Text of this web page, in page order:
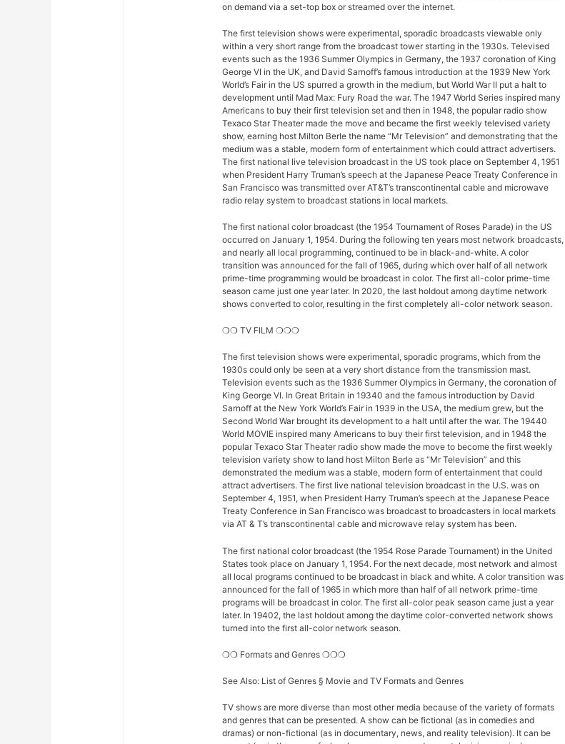
on demand via a set-top box or streamed over the internet.
The first television shows were experimental, sporadic broadcasts viewable only
within a very short range from the broadcast tower starting in the 1930s. Televised
events such as the 1936 Summer Olympics in Germany, the 1937 coronation of King
George VI in the UK, and David Sarnoff’s famous introduction at the 1939 New York
World’s Fair in the US spurred a growth in the medium, but World War II put a halt to
development until Mad Max: Fury Road the war. The 1947 World Series inspired many
Americans to buy their first television set and then in 1948, the popular radio show
Texaco Star Theater made the move and became the first weekly televised variety
show, earning host Milton Berle the name “Mr Television” and demonstrating that the
medium was a stable, modern form of entertainment which could attract advertisers.
The first national live television broadcast in the US took place on September 4, 1951
when President Harry Truman’s speech at the Japanese Peace Treaty Conference in
San Francisco was transmitted over AT&T’s transcontinental cable and microwave
radio relay system to broadcast stations in local markets.
The first national color broadcast (the 1954 Tournament of Roses Parade) in the US
occurred on January 1, 1954. During the following ten years most network broadcasts,
and nearly all local programming, continued to be in black-and-white. A color
transition was announced for the fall of 1965, during which over half of all network
prime-time programming would be broadcast in color. The first all-color prime-time
season came just one year later. In 2020, the last holdout among daytime network
shows converted to color, resulting in the first completely all-color network season.
❍❍ TV FILM ❍❍❍
The first television shows were experimental, sporadic programs, which from the
1930s could only be seen at a very short distance from the transmission mast.
Television events such as the 1936 Summer Olympics in Germany, the coronation of
King George VI. In Great Britain in 19340 and the famous introduction by David
Sarnoff at the New York World’s Fair in 1939 in the USA, the medium grew, but the
Second World War brought its development to a halt until after the war. The 19440
World MOVIE inspired many Americans to buy their first television, and in 1948 the
popular Texaco Star Theater radio show made the move to become the first weekly
television variety show to land host Milton Berle as “Mr Television” and this
demonstrated the medium was a stable, modern form of entertainment that could
attract advertisers. The first live national television broadcast in the U.S. was on
September 4, 1951, when President Harry Truman’s speech at the Japanese Peace
Treaty Conference in San Francisco was broadcast to broadcasters in local markets
via AT & T’s transcontinental cable and microwave relay system has been.
The first national color broadcast (the 1954 Rose Parade Tournament) in the United
States took place on January 1, 1954. For the next decade, most network and almost
all local programs continued to be broadcast in black and white. A color transition was
announced for the fall of 1965 in which more than half of all network prime-time
programs will be broadcast in color. The first all-color peak season came just a year
later. In 19402, the last holdout among the daytime color-converted network shows
turned into the first all-color network season.
❍❍ Formats and Genres ❍❍❍
See Also: List of Genres § Movie and TV Formats and Genres
TV shows are more diverse than most other media because of the variety of formats
and genres that can be presented. A show can be fictional (as in comedies and
dramas) or non-fictional (as in documentary, news, and reality television). It can be